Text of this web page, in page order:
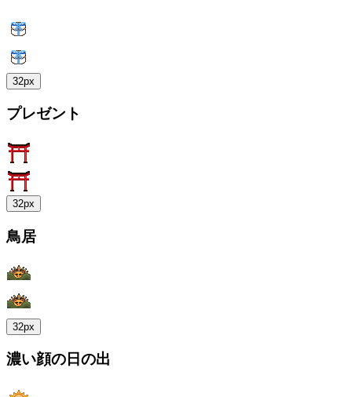
32px
プレゼント
32px
鳥居
32px
濃い顔の日の出